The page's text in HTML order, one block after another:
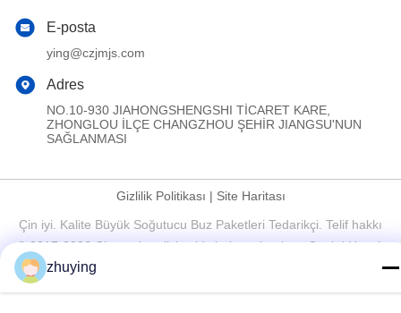
E-posta
ying@czjmjs.com
Adres
NO.10-930 JIAHONGSHENGSHI TİCARET KARE,
ZHONGLOU İLÇE CHANGZHOU ŞEHİR JIANGSU'NUN
SAĞLANMASI
Gizlilik Politikası | Site Haritası
Çin iyi. Kalite Büyük Soğutucu Buz Paketleri Tedarikçi. Telif hakkı
© 2017-2026 Changzhou jisi cold chain technology Co.,ltd Hepsi.
zhuying